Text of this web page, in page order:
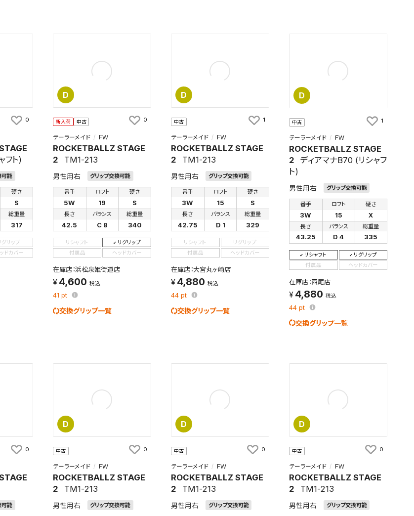
フト)
可能
硬さ
S
総重量
317
グリップ
ドカバー
0
D
新入荷 中古
テーラーメイド ＦＷ
ROCKETBALLZ STAGE
2
TM1-213
男性用右 グリップ交換可能
番手
5W
ロフト
19
硬さ
S
長さ
42.5
バランス
C 8
総重量
340
リシャフト
リグリップ
付属品
ヘッドカバー
在庫店：浜松泉姫街道店
4,600 税込
41 pt
交換グリップ一覧
0
D
中古
テーラーメイド ＦＷ
ROCKETBALLZ STAGE
2
TM1-213
男性用右 グリップ交換可能
番手
3W
ロフト
15
硬さ
S
長さ
42.75
バランス
D 1
総重量
329
リシャフト
リグリップ
付属品
ヘッドカバー
在庫店：大宮丸ヶ崎店
4,880 税込
44 pt
交換グリップ一覧
1
D
中古
テーラーメイド ＦＷ
ROCKETBALLZ STAGE
2
ディアマナB70 (リシャフ
ト)
男性用右 グリップ交換可能
番手
3W
ロフト
15
硬さ
X
長さ
43.25
バランス
D 4
総重量
335
リシャフト
リグリップ
付属品
ヘッドカバー
在庫店：西尾店
4,880 税込
44pt
交換グリップ一覧
1
可能
0
D
中古
テーラーメイド ＦＷ
ROCKETBALLZ STAGE
2
TM1-213
男性用右 グリップ交換可能
0
D
中古
テーラーメイド ＦＷ
ROCKETBALLZ STAGE
2
TM1-213
男性用右 グリップ交換可能
0
D
中古
テーラーメイド ＦＷ
ROCKETBALLZ STAGE
2
TM1-213
男性用右 グリップ交換可能
0
検索条件を保存
ページ内「保存検索条件一覧」に保存します。
回条件指定することなく簡単に開くことができます。
にすると、この条件に一致する商品が入荷した際に、メール及びお客様
知らせ」で通知します。
件は変更できません。
場合は、マイページの「保存検索条件一覧」から画面を表示し、条件を変更
ください。
キャンセル
検索条件を保存
した。
索条件は、マイページの「保存検索条件一覧」で確認できます。